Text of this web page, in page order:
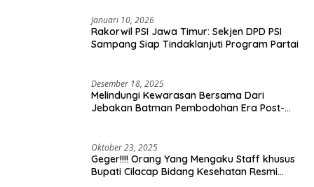
Januari 10, 2026
Rakorwil PSI Jawa Timur: Sekjen DPD PSI
Sampang Siap Tindaklanjuti Program Partai
Desember 18, 2025
Melindungi Kewarasan Bersama Dari
Jebakan Batman Pembodohan Era Post-
Oktober 23, 2025
Geger!!!! Orang Yang Mengaku Staff khusus
Bupati Cilacap Bidang Kesehatan Resmi